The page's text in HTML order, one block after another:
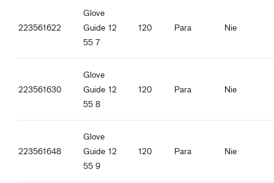
Cechy ergonomiczne
Dopasowanie standardowe
Otwarty mankiet
Gumka w nadgarstku
Guide 55_ro-RO_Productsheet.pdf
Guide 55_hu-HU_Productsheet.pdf
Guide 55_et-EE_Productsheet.pdf
223561622
Glove
Guide
55 7
12 120 Para Nie
223561630
Glove
Guide
55 8
12 120 Para Nie
223561648
Glove
Guide
55 9
12 120 Para Nie